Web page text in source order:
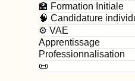
🏫 Formation Initiale
🧠 Candidature
⚙️ VAE
Apprentissage
Professionnalisation
📜